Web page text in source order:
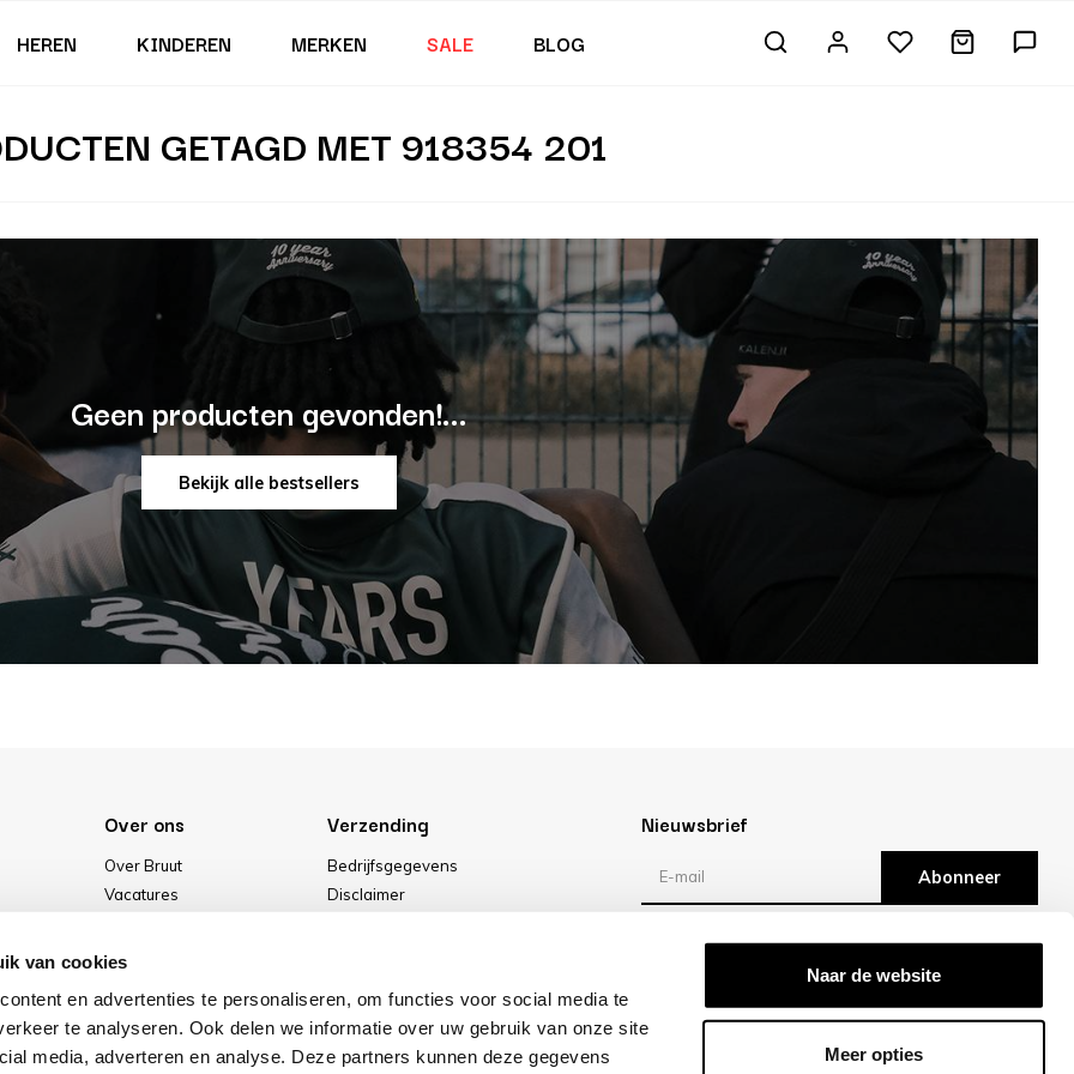
van cookies
en advertenties te personaliseren, om functies voor social media te
te analyseren. Ook delen we informatie over uw gebruik van onze site
media, adverteren en analyse. Deze partners kunnen deze gegevens
Naar de website
Meer opties
HEREN KINDEREN MERKEN SALE BLOG
GETAGD MET 918354 201
Geen producten gevonden!...
Bekijk alle bestsellers
Over ons
Over Bruut
Vacatures
Onze winkel
Verzending
Bedrijfsgegevens
Disclaimer
Nieuwsbrief
Abonneer
Reviews
/10 -klantbeoordelingen